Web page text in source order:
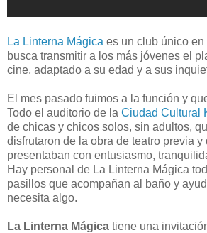
La Linterna Mágica es un club único
busca transmitir a los más jóvenes el
cine, adaptado a su edad y a sus
El mes pasado fuimos a la función y
Todo el auditorio de la Ciudad Cultural
de chicas y chicos solos, sin adultos,
disfrutaron de la obra de teatro previa
presentaban con entusiasmo,
Hay personal de La Linterna Mágica
pasillos que acompañan al baño y
necesita algo.
La Linterna Mágica tiene una